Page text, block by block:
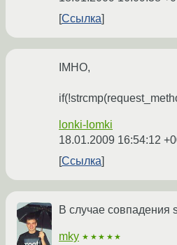
Ссылка
IMHO,
lonki-lomki
18.01.2009 16:54:12
Ссылка
В случае совпадения
mky ★★★★★